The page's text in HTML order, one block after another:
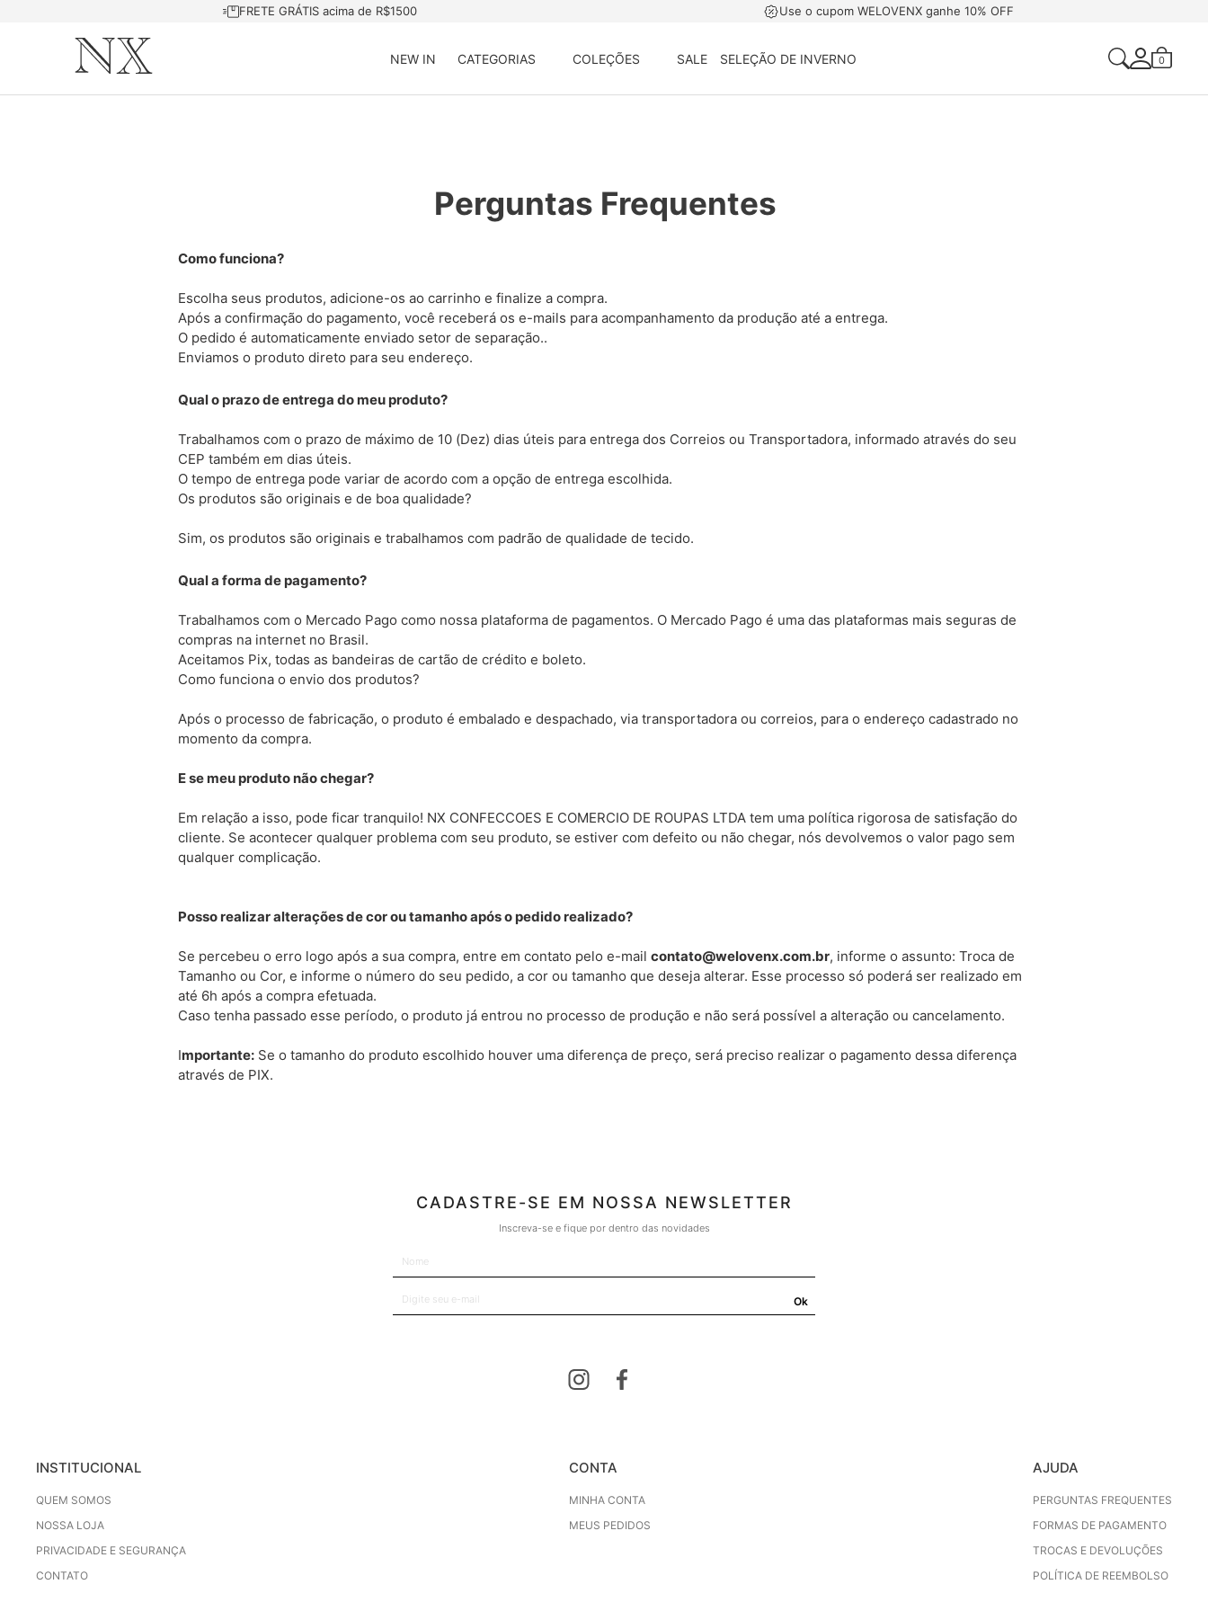
FRETE GRÁTIS acima de R$1500 Use o cupom WELOVENX ganhe 10% OFF
NEW IN CATEGORIAS COLEÇÕES SALE SELEÇÃO DE INVERNO 0
Perguntas Frequentes
Como funciona?
Escolha seus produtos, adicione-os ao carrinho e finalize a compra.
Após a confirmação do pagamento, você receberá os e-mails para acompanhamento da produção até a entrega.
O pedido é automaticamente enviado setor de separação..
Enviamos o produto direto para seu endereço.
Qual o prazo de entrega do meu produto?
Trabalhamos com o prazo de máximo de 10 (Dez) dias úteis para entrega dos Correios ou Transportadora, informado através do seu
CEP também em dias úteis.
O tempo de entrega pode variar de acordo com a opção de entrega escolhida.
Os produtos são originais e de boa qualidade?
Sim, os produtos são originais e trabalhamos com padrão de qualidade de tecido.
Qual a forma de pagamento?
Trabalhamos com o Mercado Pago como nossa plataforma de pagamentos. O Mercado Pago é uma das plataformas mais seguras de
compras na internet no Brasil.
Aceitamos Pix, todas as bandeiras de cartão de crédito e boleto.
Como funciona o envio dos produtos?
Após o processo de fabricação, o produto é embalado e despachado, via transportadora ou correios, para o endereço cadastrado no
momento da compra.
E se meu produto não chegar?
Em relação a isso, pode ficar tranquilo! NX CONFECCOES E COMERCIO DE ROUPAS LTDA tem uma política rigorosa de satisfação do
cliente. Se acontecer qualquer problema com seu produto, se estiver com defeito ou não chegar, nós devolvemos o valor pago sem
qualquer complicação.
Posso realizar alterações de cor ou tamanho após o pedido realizado?
Se percebeu o erro logo após a sua compra, entre em contato pelo e-mailcontato@welovenx.com.br, informe o assunto: Troca de
Tamanho ou Cor, e informe o número do seu pedido, a cor ou tamanho que deseja alterar. Esse processo só poderá ser realizado em
até 6h após a compra efetuada.
Caso tenha passado esse período, o produto já entrou no processo de produção e não será possível a alteração ou cancelamento.
Importante: Se o tamanho do produto escolhido houver uma diferença de preço, será preciso realizar o pagamento dessa diferença
através de PIX.
CADASTRE-SE EM NOSSA NEWSLETTER
Inscreva-se e fique por dentro das novidades
Ok
INSTITUCIONAL
QUEM SOMOS
NOSSA LOJA
PRIVACIDADE E SEGURANÇA
CONTATO
CONTA
MINHA CONTA
MEUS PEDIDOS
AJUDA
PERGUNTAS FREQUENTES
FORMAS DE PAGAMENTO
TROCAS E DEVOLUÇÕES
POLÍTICA DE REEMBOLSO